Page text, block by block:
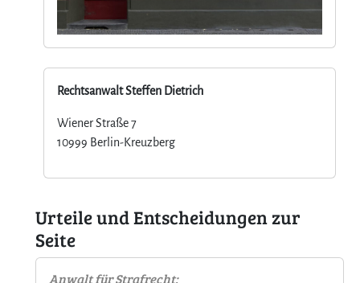
Rechtsanwalt Steffen Dietrich
Wiener Straße 7
10999 Berlin-Kreuzberg
Urteile und Entscheidungen zur
Seite
Anwalt für Strafrecht: